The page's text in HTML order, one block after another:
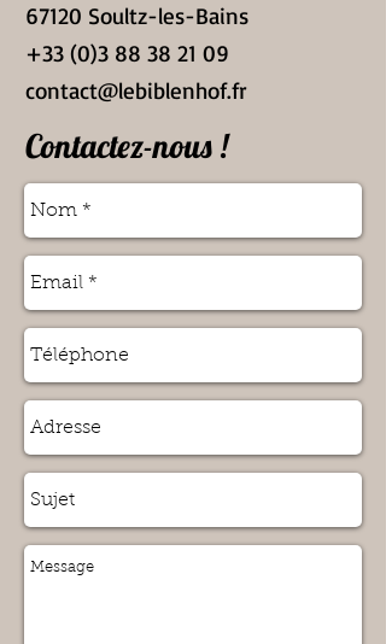
67120 Soultz-les-Bains
+33 (0)3 88 38 21 09
contact@lebiblenhof.fr
Contactez-nous !